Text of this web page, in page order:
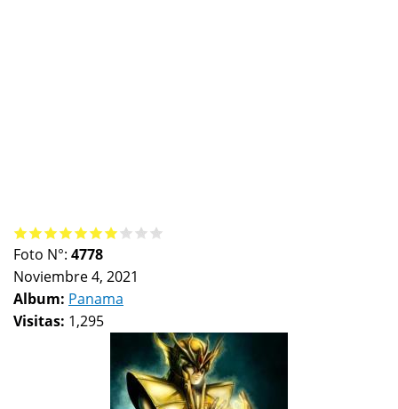
Foto N°: 4778
Noviembre 4, 2021
Album: Panama
Visitas: 1,295